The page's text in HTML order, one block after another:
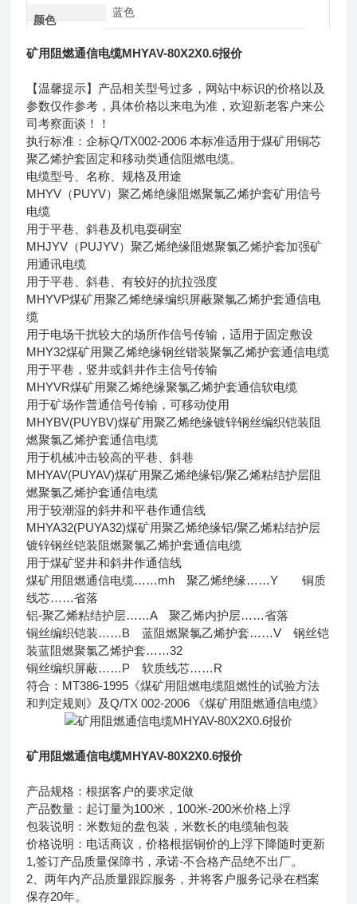
颜色
蓝色
矿用阻燃通信电缆MHYAV-80X2X0.6报价
【温馨提示】产品相关型号过多，网站中标识的价格以及
参数仅作参考，具体价格以来电为准，欢迎新老客户来公
司考察面谈！！
执行标准：企标Q/TX002-2006 本标准适用于煤矿用铜芯
聚乙烯护套固定和移动类通信阻燃电缆。
电缆型号、名称、规格及用途
MHYV（PUYV）聚乙烯绝缘阻燃聚氯乙烯护套矿用信号
电缆
用于平巷、斜巷及机电耍硐室
MHJYV（PUJYV）聚乙烯绝缘阻燃聚氯乙烯护套加强矿
用通讯电缆
用于平巷、斜巷、有较好的抗拉强度
MHYVP煤矿用聚乙烯绝缘编织屏蔽聚氯乙烯护套通信电
缆
用于电场干扰较大的场所作信号传输，适用于固定敷设
MHY32煤矿用聚乙烯绝缘钢丝锴装聚氯乙烯护套通信电缆
用于平巷，竖井或斜井作主信号传输
MHYVR煤矿用聚乙烯绝缘聚氯乙烯护套通信软电缆
用于矿场作普通信号传输，可移动使用
MHYBV(PUYBV)煤矿用聚乙烯绝缘镀锌钢丝编织铠装阻
燃聚氯乙烯护套通信电缆
用于机械冲击较高的平巷、斜巷
MHYAV(PUYAV)煤矿用聚乙烯绝缘铝/聚乙烯粘结护层阻
燃聚氯乙烯护套通信电缆
用于较潮湿的斜井和平巷作通信线
MHYA32(PUYA32)煤矿用聚乙烯绝缘铝/聚乙烯粘结护层
镀锌钢丝铠装阻燃聚氯乙烯护套通信电缆
用于煤矿竖井和斜井作通信线
煤矿用阻燃通信电缆……mh 聚乙烯绝缘……Y 铜质
线芯……省落
铝-聚乙烯粘结护层……A 聚乙烯内护层……省落
铜丝编织铠装……B 蓝阻燃聚氯乙烯护套……V 钢丝铠
装蓝阻燃聚氯乙烯护套……32
铜丝编织屏蔽……P 软质线芯……R
符合：MT386-1995《煤矿用阻燃电缆阻燃性的试验方法
和判定规则》及Q/TX 002-2006 《煤矿用阻燃通信电缆》
矿用阻燃通信电缆MHYAV-80X2X0.6报价
产品规格：根据客户的要求定做
产品数量：起订量为100米，100米-200米价格上浮
包装说明：米数短的盘包装，米数长的电缆轴包装
价格说明：电话商议，价格根据铜价的上浮下降随时更新
1,签订产品质量保障书，承诺-不合格产品绝不出厂。
2、两年内产品质量跟踪服务，并将客户服务记录在档案
保存20年。